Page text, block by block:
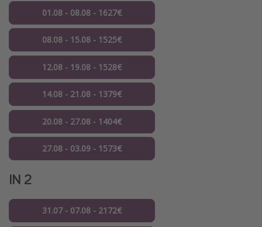
01.08 - 08.08 - 1627€
08.08 - 15.08 - 1525€
12.08 - 19.08 - 1528€
14.08 - 21.08 - 1379€
20.08 - 27.08 - 1404€
27.08 - 03.09 - 1573€
IN 2
31.07 - 07.08 - 2172€